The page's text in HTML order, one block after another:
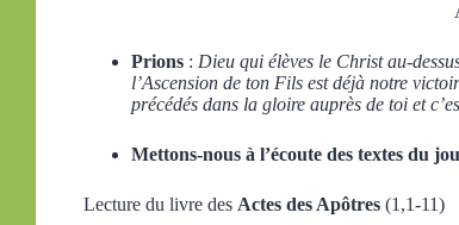
Prions : Dieu qui élèves le Christ au-
l’Ascension de ton Fils est déjà notre
précédés dans la gloire auprès de toi et
Mettons-nous à l’écoute des textes du
Lecture du livre des Actes des Apôtres (1,1-11)